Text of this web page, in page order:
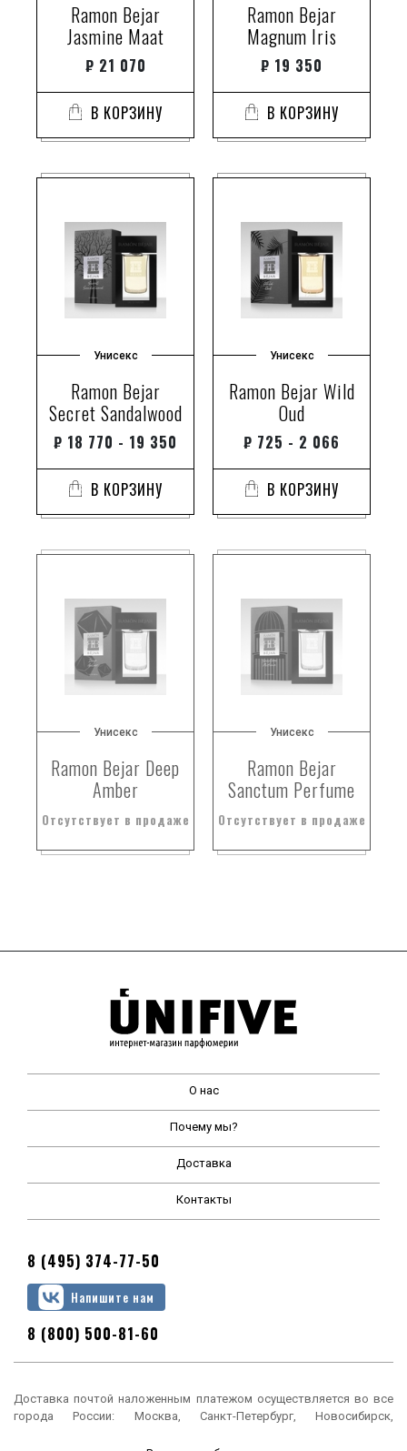
Ramon Bejar
Jasmine Maat
₽ 21 070
В КОРЗИНУ
Ramon Bejar
Magnum Iris
₽ 19 350
В КОРЗИНУ
Унисекс
Ramon Bejar
Secret Sandalwood
₽ 18 770 - 19 350
В КОРЗИНУ
Унисекс
Ramon Bejar Wild
Oud
₽ 725 - 2 066
В КОРЗИНУ
Унисекс
Ramon Bejar Deep
Amber
Отсутствует в продаже
Унисекс
Ramon Bejar
Sanctum Perfume
Отсутствует в продаже
О нас
Почему мы?
Доставка
Контакты
8 (495) 374-77-50
Напишите нам
8 (800) 500-81-60
Доставка почтой наложенным платежом осуществляется во все
города России: Москва, Санкт-Петербург, Новосибирск,